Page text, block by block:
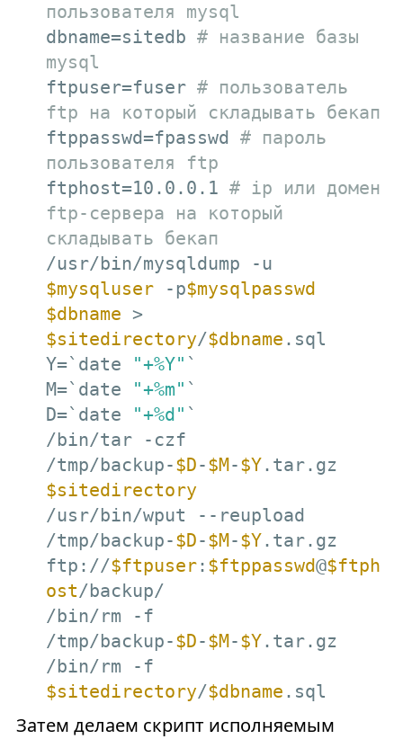
пользователя mysql
dbname=sitedb # название базы
mysql
ftpuser=fuser # пользователь
ftp на который складывать бекап
ftppasswd=fpasswd # пароль
пользователя ftp
ftphost=10.0.0.1 # ip или домен
ftp-сервера на который
складывать бекап
$mysqluser -p$mysqlpasswd
$dbname
>
$sitedirectory/$dbname .sql
Y=`date
"+%Y" `
M=`date
"+%m" `
D=`date
"+%d" `
/bin/tar -czf
/tmp/backup-$D-$M-$Y
$sitedirectory
/usr/bin/wput --reupload
/tmp/backup-$D-$M-$Y.tar.gz
ftp://$ftpuser: $ftppasswd@$ftph
ost/backup/
/bin/rm -f
/tmp/backup-$D-$M-$Y.tar.gz
$sitedirectory/$dbname .sql
Затем делаем скрипт исполняемым